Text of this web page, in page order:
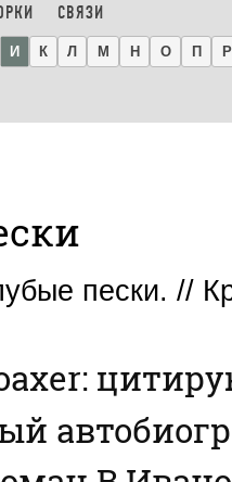
СВЯЗИ
И К Л М Н О П Р
пески. //